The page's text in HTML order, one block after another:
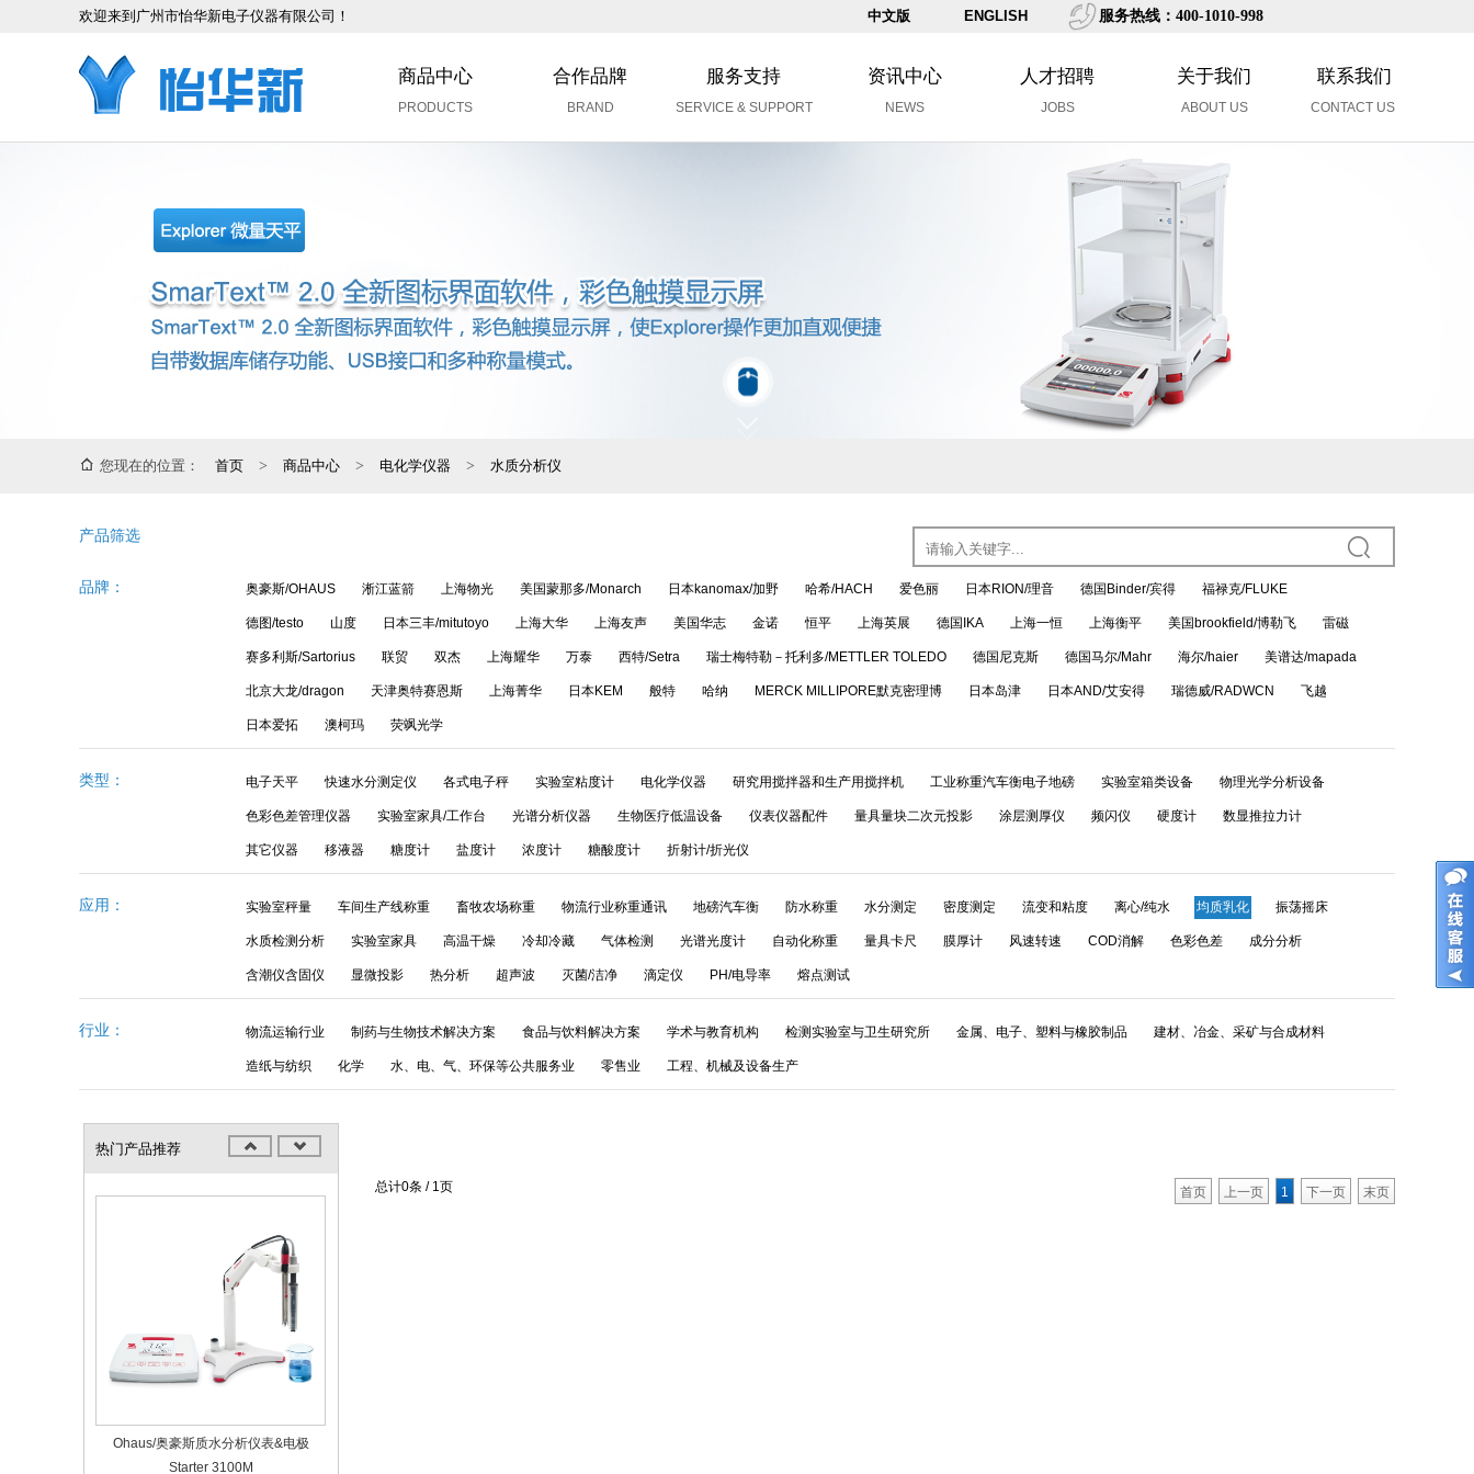
欢迎来到广州市怡华新电子仪器有限公司！ 中文版 ENGLISH 服务热线：400-1010-998
商品中心
PRODUCTS
合作品牌
BRAND
服务支持
SERVICE & SUPPORT
资讯中心
NEWS
人才招聘
JOBS
关于我们
ABOUT US
联系我们
CONTACT US
您现在的位置： 首页 > 商品中心 > 电化学仪器 > 水质分析仪
产品筛选
品牌： 奥豪斯/OHAUS 淅江蓝箭 上海物光 美国蒙那多/Monarch 日本kanomax/加野 哈希/HACH 爱色丽 日本RION/理音 德国Binder/宾得 福禄克/FLUKE
德图/testo 山度 日本三丰/mitutoyo 上海大华 上海友声 美国华志 金诺 恒平 上海英展 德国IKA 上海一恒 上海衡平 美国brookfield/博勒飞 雷磁
赛多利斯/Sartorius 联贸 双杰 上海耀华 万泰 西特/Setra 瑞士梅特勒－托利多/METTLER TOLEDO 德国尼克斯 德国马尔/Mahr 海尔/haier 美谱达/mapada
北京大龙/dragon 天津奥特赛恩斯 上海菁华 日本KEM 般特 哈纳 MERCK MILLIPORE默克密理博 日本岛津 日本AND/艾安得 瑞德威/RADWCN 飞越
日本爱拓 澳柯玛 荧飒光学
类型： 电子天平 快速水分测定仪 各式电子秤 实验室粘度计 电化学仪器 研究用搅拌器和生产用搅拌机 工业称重汽车衡电子地磅 实验室箱类设备 物理光学分析设备
色彩色差管理仪器 实验室家具/工作台 光谱分析仪器 生物医疗低温设备 仪表仪器配件 量具量块二次元投影 涂层测厚仪 频闪仪 硬度计 数显推拉力计
其它仪器 移液器 糖度计 盐度计 浓度计 糖酸度计 折射计/折光仪
应用： 实验室秤量 车间生产线称重 畜牧农场称重 物流行业称重通讯 地磅汽车衡 防水称重 水分测定 密度测定 流变和粘度 离心/纯水 均质乳化 振荡摇床
水质检测分析 实验室家具 高温干燥 冷却冷藏 气体检测 光谱光度计 自动化称重 量具卡尺 膜厚计 风速转速 COD消解 色彩色差 成分分析
含潮仪含固仪 显微投影 热分析 超声波 灭菌/洁净 滴定仪 PH/电导率 熔点测试
行业： 物流运输行业 制药与生物技术解决方案 食品与饮料解决方案 学术与教育机构 检测实验室与卫生研究所 金属、电子、塑料与橡胶制品 建材、冶金、采矿与合成材料
造纸与纺织 化学 水、电、气、环保等公共服务业 零售业 工程、机械及设备生产
热门产品推荐
Ohaus/奥豪斯质水分析仪表&电极
Starter 3100M
总计0条 / 1页 首页 上一页 1 下一页 末页